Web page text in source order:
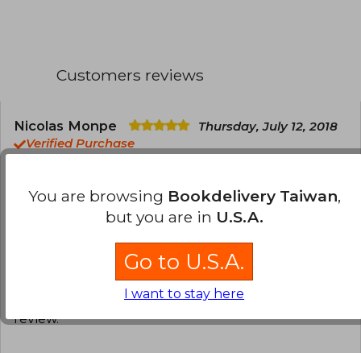
Customers reviews
Nicolas Monpe
Thursday, July 12, 2018
Verified Purchase
Translate to english
This review is useful 0
Have you read this book? Loginto add your
review.
You are browsing Bookdelivery Taiwan,
but you are in U.S.A.
Go to U.S.A.
I want to stay here